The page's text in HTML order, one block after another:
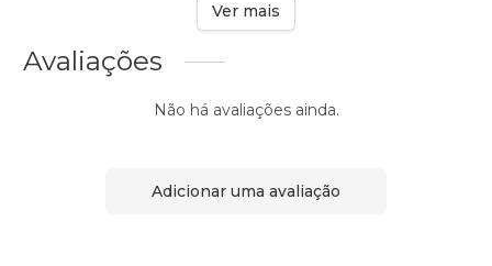
Ver mais
Avaliações
Não há avaliações ainda.
Adicionar uma avaliação